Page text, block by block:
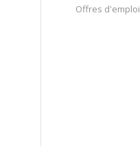
Offres d'emploi